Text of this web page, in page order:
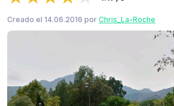
Creado el 14.06.2016 por Chris_La-Roche